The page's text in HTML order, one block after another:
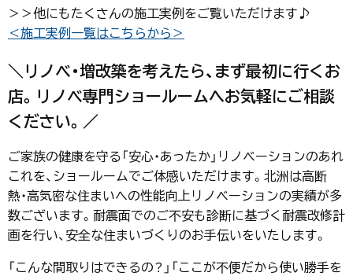
＞＞他にもたくさんの施工実例をご覧いただけます♪
＜施工実例一覧はこちらから＞
＼リノベ・増改築を考えたら、まず最初に行くお
店。リノベ専門ショールームへお気軽にご相談
ください。／
ご家族の健康を守る「安心・あったか」リノベーションのあれ
これを、ショールームでご体感いただけます。北洲は高断
熱・高気密な住まいへの性能向上リノベーションの実績が多
数ございます。耐震面でのご不安も診断に基づく耐震改修計
画を行い、安全な住まいづくりのお手伝いをいたします。
「こんな間取りはできるの？」「ここが不便だから使い勝手を